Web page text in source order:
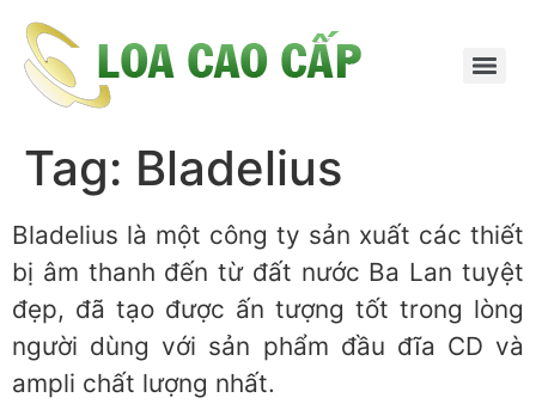
Tag: Bladelius
Bladelius là một công ty sản xuất các thiết
bị âm thanh đến từ đất nước Ba Lan tuyệt
đẹp, đã tạo được ấn tượng tốt trong lòng
người dùng với sản phẩm đầu đĩa CD và
ampli chất lượng nhất.